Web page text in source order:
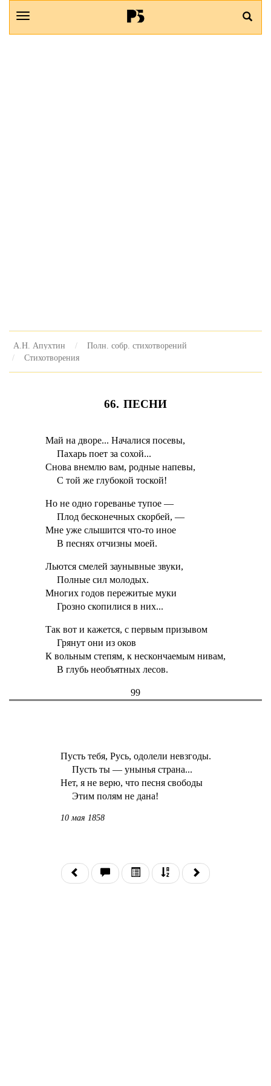
А.Н. Апухтин
Полн. собр. стихотворений
Стихотворения
66. ПЕСНИ
Май на дворе... Началися посевы,
Пахарь поет за сохой...
Снова внемлю вам, родные напевы,
С той же глубокой тоской!
Но не одно гореванье тупое —
Плод бесконечных скорбей, —
Мне уже слышится что-то иное
В песнях отчизны моей.
Льются смелей заунывные звуки,
Полные сил молодых.
Многих годов пережитые муки
Грозно скопилися в них...
Так вот и кажется, с первым призывом
Грянут они из оков
К вольным степям, к нескончаемым нивам,
В глубь необъятных лесов.
99
Пусть тебя, Русь, одолели невзгоды.
Пусть ты — унынья страна...
Нет, я не верю, что песня свободы
Этим полям не дана!
10 мая 1858